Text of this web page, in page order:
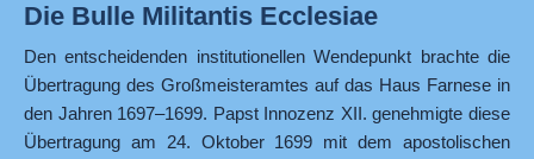
Die Bulle Militantis Ecclesiae
Den entscheidenden institutionellen Wendepunkt brachte die
Übertragung des Großmeisteramtes auf das Haus Farnese in
den Jahren 1697–1699. Papst Innozenz XII. genehmigte diese
Übertragung am 24. Oktober 1699 mit dem apostolischen